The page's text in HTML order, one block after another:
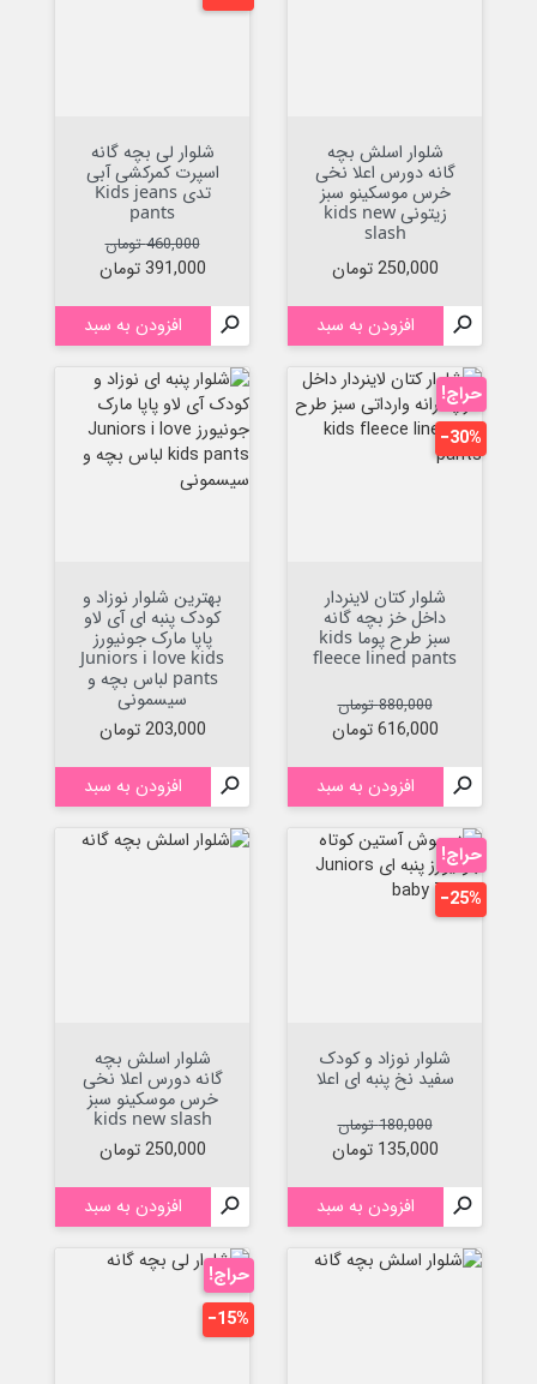
شلوار اسلش بچه
گانه دورس اعلا نخی
خرس موسکینو سبز
زیتونی kids new
slash
قیمت
250,000 تومان
 افزودن به سبد
شلوار لی بچه گانه
اسپرت کمرکشی آبی
تدی Kids jeans
pants
قیمت عادی
460,000 تومان
قیمت
391,000 تومان
 افزودن به سبد
شلوار کتان لاینردار
داخل خز بچه گانه
سبز طرح پوما kids
fleece lined pants
قیمت عادی
880,000 تومان
قیمت
616,000 تومان
 افزودن به سبد
حراج!
‎−30%
بهترین شلوار نوزاد و
کودک پنبه ای آی لاو
پاپا مارک جونیورز
Juniors i love kids
pants لباس بچه و
سیسمونی
قیمت
203,000 تومان
 افزودن به سبد
شلوار نوزاد و کودک
سفید نخ پنبه ای اعلا
قیمت عادی
180,000 تومان
قیمت
135,000 تومان
 افزودن به سبد
حراج!
‎−25%
شلوار اسلش بچه
گانه دورس اعلا نخی
خرس موسکینو سبز
kids new slash
قیمت
250,000 تومان
 افزودن به سبد
حراج!
‎−15%